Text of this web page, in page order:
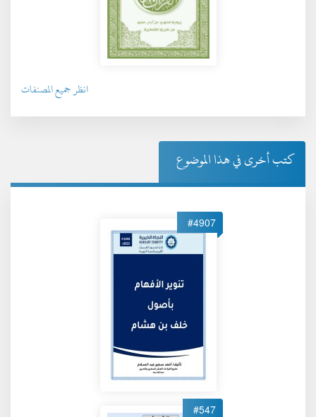
انظر جميع المصنفات
كتب أخرى في هذا الموضوع
#4907
#547